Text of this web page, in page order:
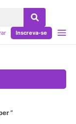
Inscreva-se